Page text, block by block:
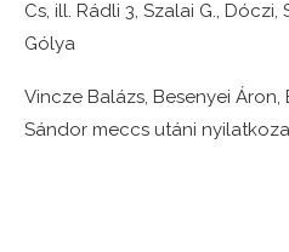
Cs, ill. Rádli 3, Szalai G., Dóczi,
Gólya
Vincze Balázs, Besenyei
Sándor meccs utáni